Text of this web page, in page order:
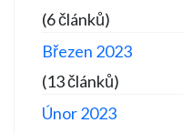
(6 článků)
Březen 2023
(13 článků)
Únor 2023